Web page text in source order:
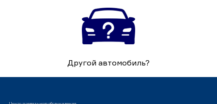
Другой автомобиль?